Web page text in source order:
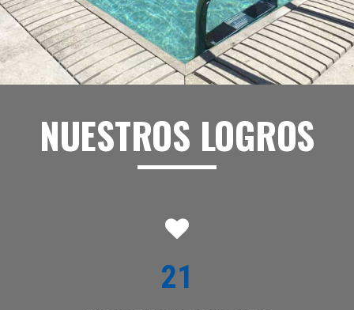
NUESTROS LOGROS
25